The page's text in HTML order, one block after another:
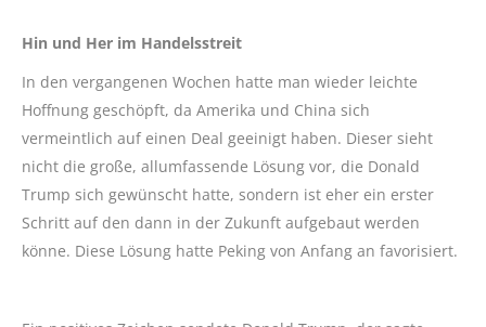
Hin und Her im Handelsstreit
In den vergangenen Wochen hatte man wieder leichte
Hoffnung geschöpft, da Amerika und China sich
vermeintlich auf einen Deal geeinigt haben. Dieser sieht
nicht die große, allumfassende Lösung vor, die Donald
Trump sich gewünscht hatte, sondern ist eher ein erster
Schritt auf den dann in der Zukunft aufgebaut werden
könne. Diese Lösung hatte Peking von Anfang an favorisiert.